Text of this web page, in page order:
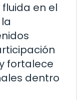
en el
fortalece
dentro